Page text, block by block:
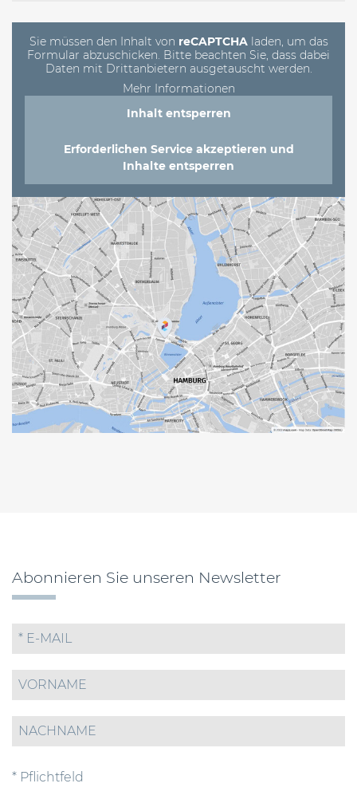
Sie müssen den Inhalt von reCAPTCHAladen, um das
Formular abzuschicken. Bitte beachten Sie, dass dabei
Daten mit Drittanbietern ausgetauscht werden.
Mehr Informationen
Inhalt entsperren
Erforderlichen Service akzeptieren und
Inhalte entsperren
Abonnieren Sie unseren Newsletter
* Pflichtfeld